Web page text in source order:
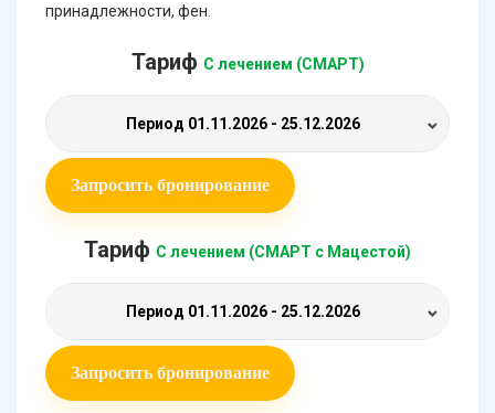
принадлежности, фен.
Тариф С лечением (СМАРТ)
Период 01.11.2026 - 25.12.2026
Запросить бронирование
Тариф С лечением (СМАРТ с Мацестой)
Период 01.11.2026 - 25.12.2026
Запросить бронирование